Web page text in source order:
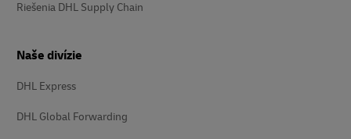
Riešenia DHL Supply Chain
Naše divízie
DHL Express
DHL Global Forwarding